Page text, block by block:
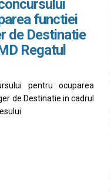
functiei
de Destinatie
Regatul
pentru ocuparea
de Destinatie in cadrul